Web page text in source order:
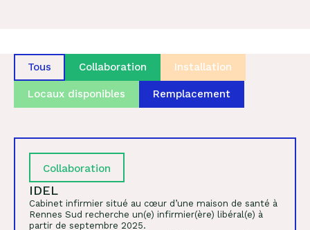
Tous Collaboration Installation
Locaux disponibles Remplacement
Collaboration
IDEL
Cabinet infirmier situé au cœur d’une maison de santé à
Rennes Sud recherche un(e) infirmier(ère) libéral(e) à
partir de septembre 2025.